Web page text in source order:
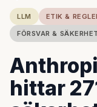
LLM ETIK &
FÖRSVAR & SÄKERHET
hittar